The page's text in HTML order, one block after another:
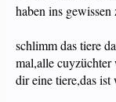
haben ins
schlimm das tiere
mal,alle cuyzüchter
dir eine tiere,das